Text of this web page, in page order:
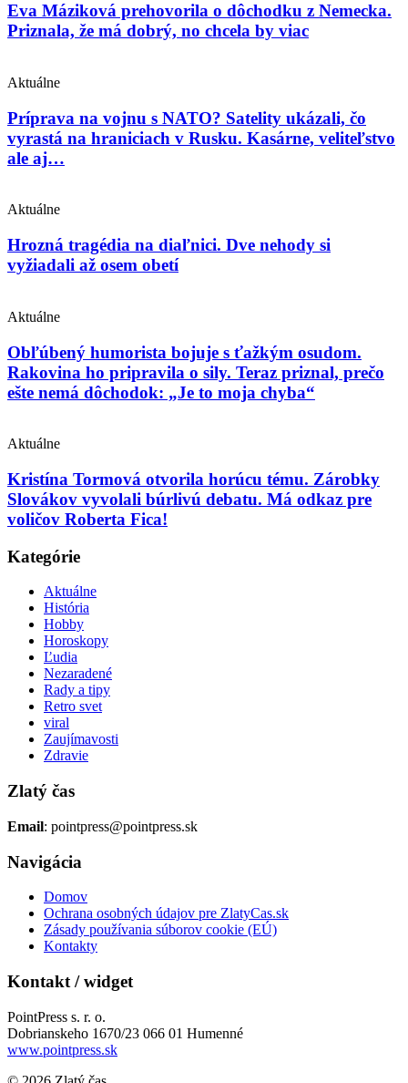
Eva Máziková prehovorila o dôchodku z Nemecka.
Priznala, že má dobrý, no chcela by viac
Aktuálne
Príprava na vojnu s NATO? Satelity ukázali, čo
vyrastá na hraniciach v Rusku. Kasárne, veliteľstvo
ale aj…
Aktuálne
Hrozná tragédia na diaľnici. Dve nehody si
vyžiadali až osem obetí
Aktuálne
Obľúbený humorista bojuje s ťažkým osudom.
Rakovina ho pripravila o sily. Teraz priznal, prečo
ešte nemá dôchodok: „Je to moja chyba“
Aktuálne
Kristína Tormová otvorila horúcu tému. Zárobky
Slovákov vyvolali búrlivú debatu. Má odkaz pre
voličov Roberta Fica!
Kategórie
Aktuálne
História
Hobby
Horoskopy
Ľudia
Nezaradené
Rady a tipy
Retro svet
viral
Zaujímavosti
Zdravie
Zlatý čas
Email: pointpress@pointpress.sk
Navigácia
Domov
Ochrana osobných údajov pre ZlatyCas.sk
Zásady používania súborov cookie (EÚ)
Kontakty
Kontakt / widget
PointPress s. r. o.
Dobrianskeho 1670/23 066 01 Humenné
www.pointpress.sk